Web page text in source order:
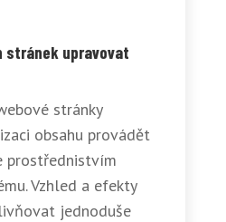
stránek upravovat
stránky
obsahu provádět
prostřednistvím
Vzhled a efekty
jednoduše